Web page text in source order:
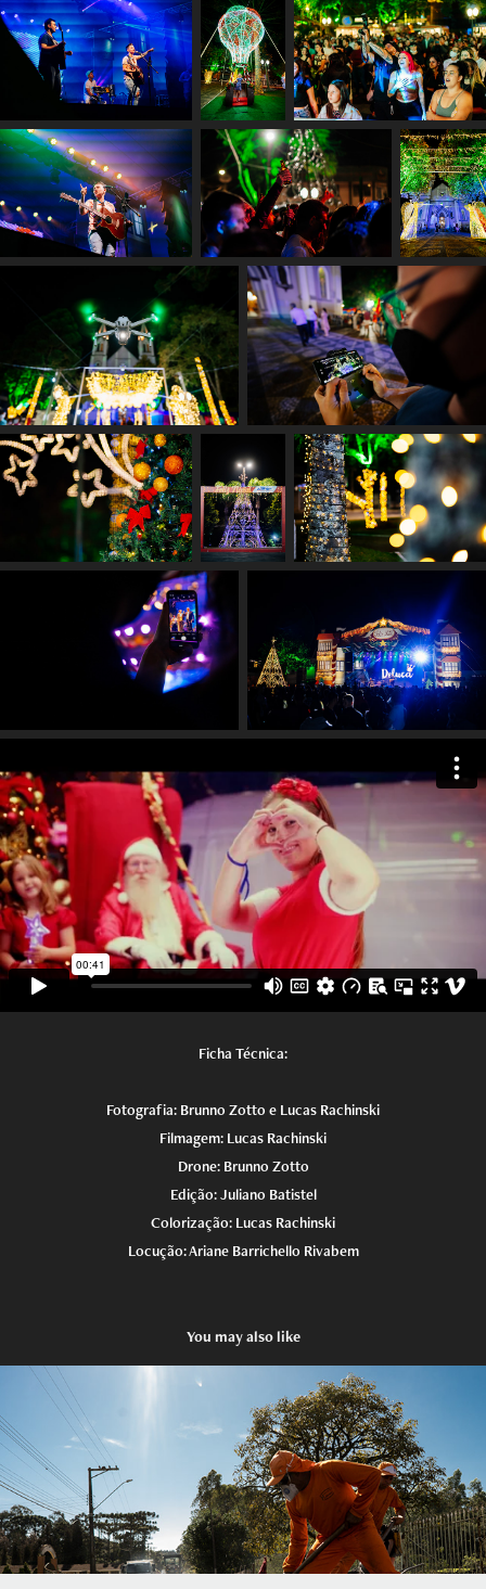
Ficha Técnica:
Fotografia: Brunno Zotto e Lucas Rachinski
Filmagem: Lucas Rachinski
Drone: Brunno Zotto
Edição: Juliano Batistel
Colorização: Lucas Rachinski
Locução: Ariane Barrichello Rivabem
You may also like
Vídeos: Prefeitura de Campo Largo
2019